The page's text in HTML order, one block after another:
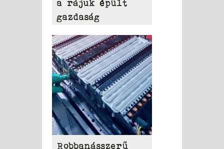
a rájuk épült
gazdaság
Robbanásszerű